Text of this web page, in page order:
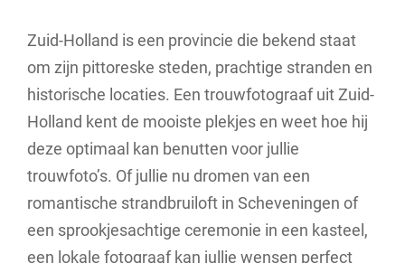
Zuid-Holland is een provincie die bekend staat
om zijn pittoreske steden, prachtige stranden en
historische locaties. Een trouwfotograaf uit Zuid-
Holland kent de mooiste plekjes en weet hoe hij
deze optimaal kan benutten voor jullie
trouwfoto’s. Of jullie nu dromen van een
romantische strandbruiloft in Scheveningen of
een sprookjesachtige ceremonie in een kasteel,
een lokale fotograaf kan jullie wensen perfect